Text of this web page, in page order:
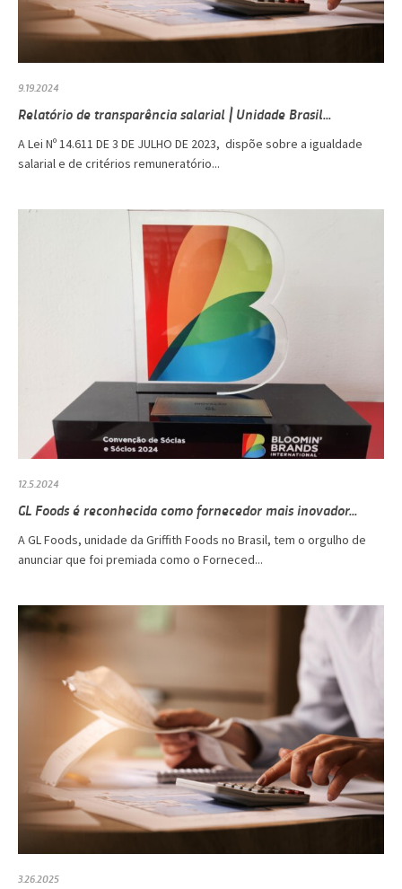
9.19.2024
Relatório de transparência salarial | Unidade Brasil...
A Lei Nº 14.611 DE 3 DE JULHO DE 2023, dispõe sobre a igualdade
salarial e de critérios remuneratório...
12.5.2024
GL Foods é reconhecida como fornecedor mais inovador...
A GL Foods, unidade da Griffith Foods no Brasil, tem o orgulho de
anunciar que foi premiada como o Forneced...
3.26.2025